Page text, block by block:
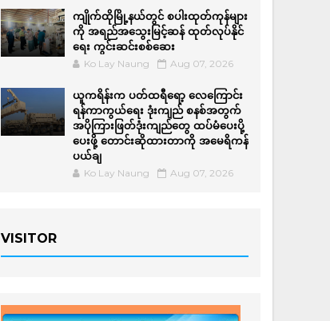
ကျိုက်ထိုမြို့နယ်တွင် စပါးထုတ်ကုန်များ
ကို အရည်အ‌သွေးမြင့်ဆန် ထုတ်လုပ်နိုင်
ရေး ကွင်းဆင်းစစ်ဆေး
Ko Lay Naung Aug 07, 2026
ယူကရိန်းက ပတ်ထရီရော့ လေကြောင်း
ရန်ကာကွယ်ရေး ဒုံးကျည် စနစ်အတွက်
အပိုကြားဖြတ်ဒုံးကျည်တွေ ထပ်မံပေးပို့
ပေးဖို့ တောင်းဆိုထားတာကို အမေရိကန်
ပယ်ချ
Ko Lay Naung Aug 07, 2026
VISITOR